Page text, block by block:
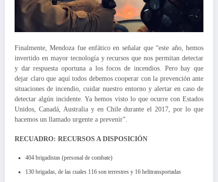
Finalmente, Mendoza fue enfático en señalar que “este año, hemos
invertido en mayor tecnología y recursos que nos permitan detectar
y dar respuesta oportuna a los focos de incendios. Pero hay que
dejar claro que aquí todos debemos cooperar con la prevención ante
situaciones de incendio, cuidar nuestro entorno y alertar en caso de
detectar algún incidente. Ya hemos visto lo que ocurre con Estados
Unidos, Canadá, Australia y en Chile durante el 2017, por lo que
hacemos un llamado urgente a prevenir”.
RECUADRO: RECURSOS A DISPOSICIÓN
404 brigadistas (personal de combate)
130 brigadas, de las cuales 116 son terrestres y 16 helitransportadas